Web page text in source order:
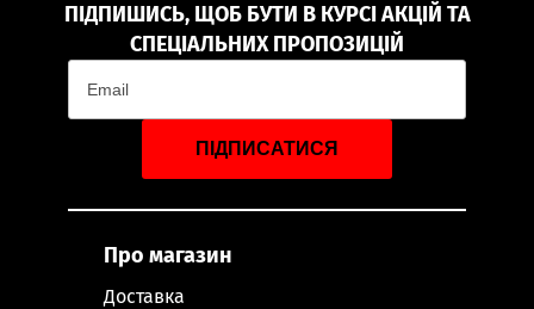
ПІДПИШИСЬ, ЩОБ БУТИ В КУРСІ АКЦІЙ ТА
СПЕЦІАЛЬНИХ ПРОПОЗИЦІЙ
ПІДПИСАТИСЯ
Про магазин
Доставка